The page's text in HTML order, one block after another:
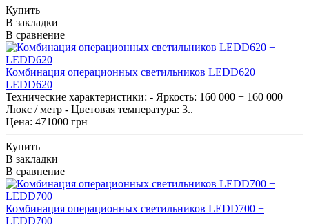
Купить
В закладки
В сравнение
Комбинация операционных светильников LEDD620 +
LEDD620
Технические характеристики: - Яркость: 160 000 + 160 000
Люкс / метр - Цветовая температура: 3..
Цена: 471000 грн
Купить
В закладки
В сравнение
Комбинация операционных светильников LEDD700 +
LEDD700